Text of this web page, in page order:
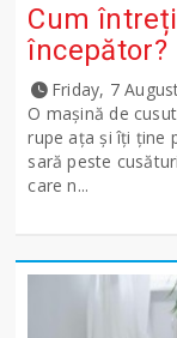
Cum
începător?
Friday, 7
O mașină de
rupe ața și îți ține
sară peste
care n...